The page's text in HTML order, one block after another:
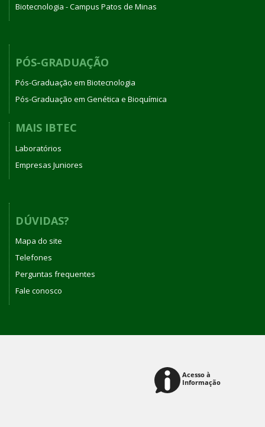
Biotecnologia - Campus Patos de Minas
PÓS-GRADUAÇÃO
Pós-Graduação em Biotecnologia
Pós-Graduação em Genética e Bioquímica
MAIS IBTEC
Laboratórios
Empresas Juniores
DÚVIDAS?
Mapa do site
Telefones
Perguntas frequentes
Fale conosco